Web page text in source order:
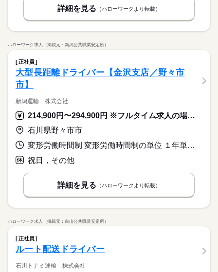
詳細を見る （ハローワークより転載）
ハローワーク求人（掲載元：新潟公共職業安定所）
正社員
大型長距離ドライバー【金沢支店／野々市
市】
新潟運輸 株式会社
214,900円〜294,900円 ※フルタイム求人の場合は月額（換算額）、パート求人の場合は時間額を表示しています。
石川県野々市市
変形労働時間制 変形労働時間制の単位 １年単位 就業時間１ 18時00分〜4時00分
祝日，その他
詳細を見る （ハローワークより転載）
ハローワーク求人（掲載元：白山公共職業安定所）
正社員
ルート配送ドライバー
石川トナミ運輸 株式会社